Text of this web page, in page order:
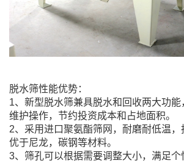
脱水筛性能优势：
1、新型脱水筛兼具脱水和回收两大功
维护操作，节约投资成本和占地面积。
2、采用进口聚氨酯筛网，耐磨耐低温
优于尼龙，碳钢等材料。
3、筛孔可以根据需要调整大小，满足个